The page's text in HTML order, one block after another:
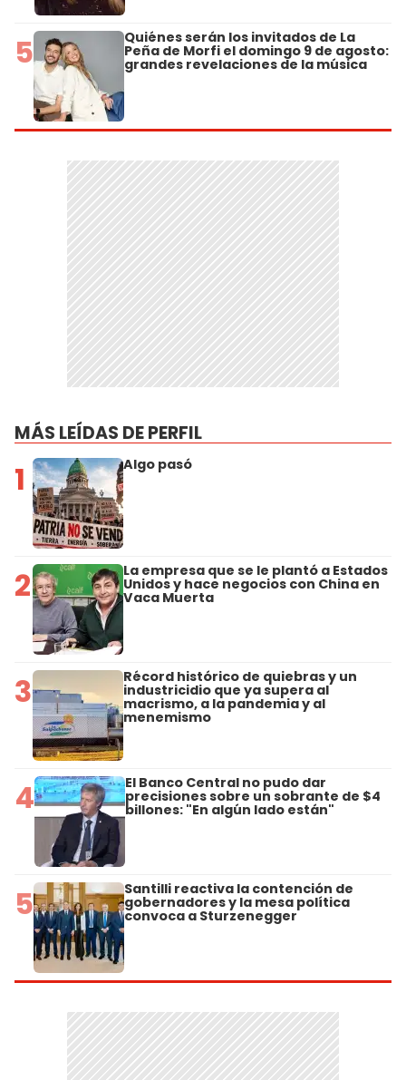
5 Quiénes serán los invitados de La
Peña de Morfi el domingo 9 de agosto:
grandes revelaciones de la música
MÁS LEÍDAS DE PERFIL
1 Algo pasó
2 La empresa que se le plantó a Estados
Unidos y hace negocios con China en
Vaca Muerta
3 Récord histórico de quiebras y un
industricidio que ya supera al
macrismo, a la pandemia y al
menemismo
4 El Banco Central no pudo dar
precisiones sobre un sobrante de $4
billones: "En algún lado están"
5 Santilli reactiva la contención de
gobernadores y la mesa política
convoca a Sturzenegger